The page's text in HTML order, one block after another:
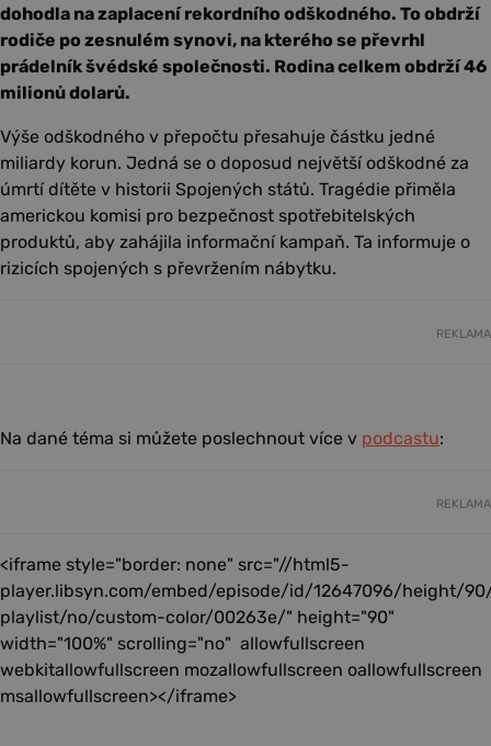
dohodla na zaplacení rekordního odškodného. To obdrží
rodiče po zesnulém synovi, na kterého se převrhl
prádelník švédské společnosti. Rodina celkem obdrží 46
milionů dolarů.
Výše odškodného v přepočtu přesahuje částku jedné
miliardy korun. Jedná se o doposud největší odškodné za
úmrtí dítěte v historii Spojených států. Tragédie přiměla
americkou komisi pro bezpečnost spotřebitelských
produktů, aby zahájila informační kampaň. Ta informuje o
rizicích spojených s převržením nábytku.
REKLAMA
Na dané téma si můžete poslechnout více v podcastu:
REKLAMA
<iframe style="border: none" src="//html5-
player.libsyn.com/embed/episode/id/12647096/height/
playlist/no/custom-color/00263e/" height="90"
width="100%" scrolling="no" allowfullscreen
webkitallowfullscreen mozallowfullscreen oallowfullscreen
msallowfullscreen></iframe>